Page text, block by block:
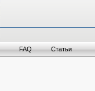
FAQ Статьи